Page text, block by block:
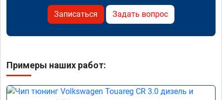
Записаться Задать вопрос
Примеры наших работ: